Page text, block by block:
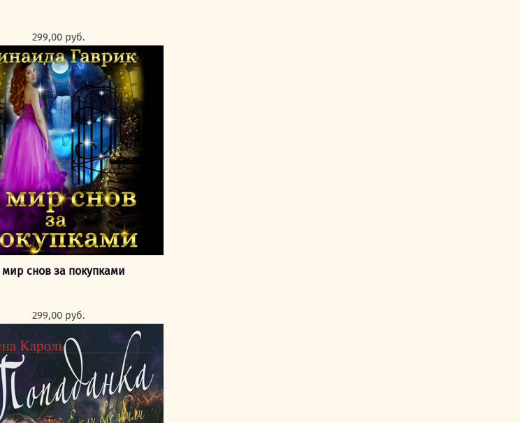
299,00 руб.
мир снов за покупками
299,00 руб.